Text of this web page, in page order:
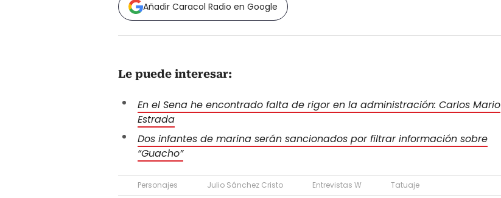
Añadir Caracol Radio en Google
Le puede interesar:
En el Sena he encontrado falta de rigor en la administración: Carlos Mario
Estrada
Dos infantes de marina serán sancionados por filtrar información sobre
“Guacho”
Personajes Julio Sánchez Cristo Entrevistas W Tatuaje